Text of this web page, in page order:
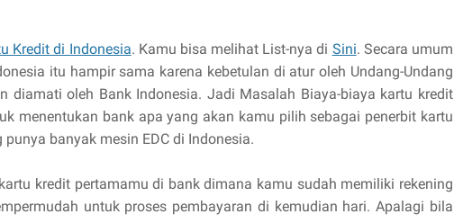
Kredit di Indonesia. Kamu bisa melihat List-nya di Sini. Secara umum
itu hampir sama karena kebetulan di atur oleh Undang-Undang
diamati oleh Bank Indonesia. Jadi Masalah Biaya-biaya kartu kredit
menentukan bank apa yang akan kamu pilih sebagai penerbit kartu
banyak mesin EDC di Indonesia.
kredit pertamamu di bank dimana kamu sudah memiliki rekening
untuk proses pembayaran di kemudian hari. Apalagi bila